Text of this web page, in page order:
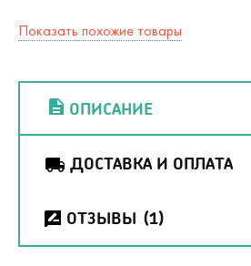
Показать похожие товары
ОПИСАНИЕ
ДОСТАВКА И ОПЛАТА
ОТЗЫВЫ (1)